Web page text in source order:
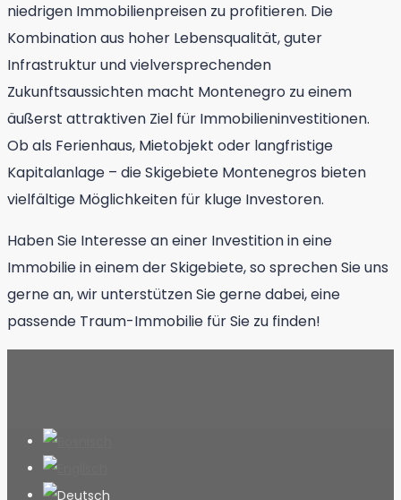
niedrigen Immobilienpreisen zu profitieren. Die
Kombination aus hoher Lebensqualität, guter
Infrastruktur und vielversprechenden
Zukunftsaussichten macht Montenegro zu einem
äußerst attraktiven Ziel für Immobilieninvestitionen.
Ob als Ferienhaus, Mietobjekt oder langfristige
Kapitalanlage – die Skigebiete Montenegros bieten
vielfältige Möglichkeiten für kluge Investoren.
Haben Sie Interesse an einer Investition in eine
Immobilie in einem der Skigebiete, so sprechen Sie uns
gerne an, wir unterstützen Sie gerne dabei, eine
passende Traum-Immobilie für Sie zu finden!